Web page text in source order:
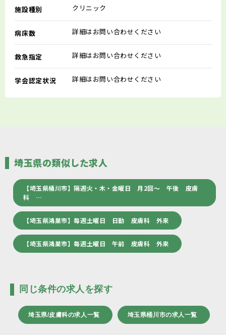
施設種別 クリニック
病床数 詳細はお問い合わせください
救急指定 詳細はお問い合わせください
学会認定状況 詳細はお問い合わせください
埼玉県の類似した求人
【埼玉県桶川市】隔週火・木・金曜日 月2回～ 午後 皮膚
科 …
【埼玉県鴻巣市】毎週土曜日 日勤 皮膚科 外来
【埼玉県鴻巣市】毎週土曜日 午前 皮膚科 外来
同じ条件の求人を探す
埼玉県/皮膚科の求人一覧 埼玉県桶川市の求人一覧